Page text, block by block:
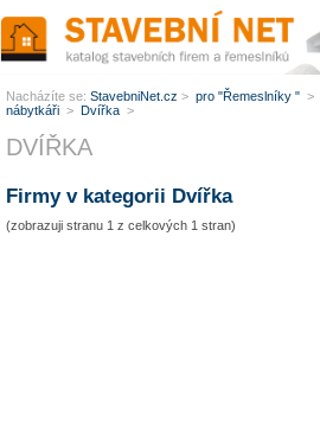
DVÍŘKA
Firmy v kategorii Dvířka
(zobrazuji stranu 1 z celkových 1 stran)
Nacházíte se: StavebniNet.cz > pro "Řemeslníky " >
nábytkáři > Dvířka >